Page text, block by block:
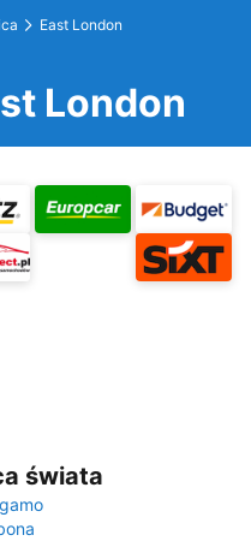
East London
London
świata